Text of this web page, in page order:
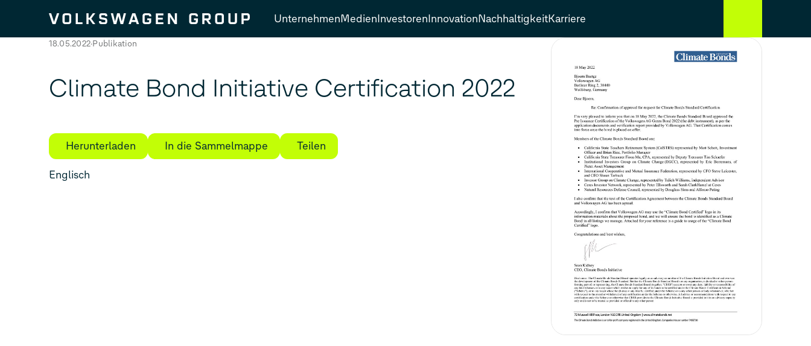
UnternehmenMedienInvestorenInnovationNachhaltigkeitKarriere
18.05.2022 Publikation
Climate Bond Initiative Certification 2022
Herunterladen In die Sammelmappe Teilen
Englisch